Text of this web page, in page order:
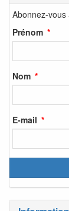
Abonnez-
Prénom
Nom
E-mail